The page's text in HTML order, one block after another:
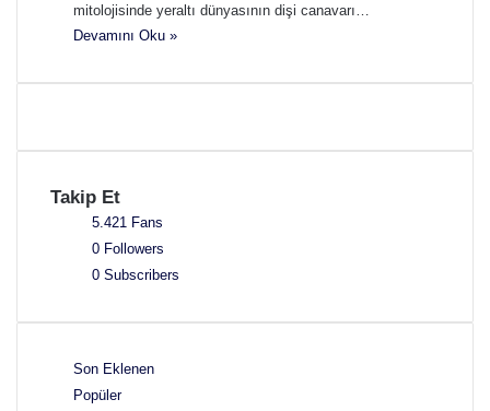
mitolojisinde yeraltı dünyasının dişi canavarı…
Devamını Oku »
Takip Et
5.421 Fans
0 Followers
0 Subscribers
Son Eklenen
Popüler